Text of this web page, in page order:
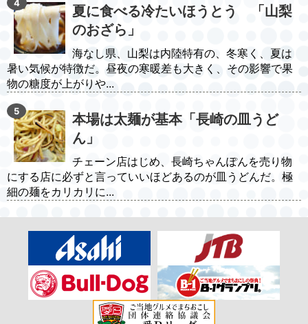
夏に食べる冷たいほうとう 「山梨
のおざら」
海なし県、山梨は内陸特有の、冬寒く、夏は
暑い気候が特徴だ。昼夜の寒暖差も大きく、その影響で果
物の糖度が上がりや...
本場は太麺が基本「長崎の皿うど
ん」
チェーン店はじめ、長崎ちゃんぽんを売り物
にする店に必ずと言っていいほどあるのが皿うどんだ。極
細の麺をカリカリに...